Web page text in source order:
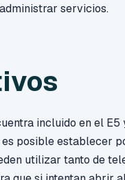
servicios.
incluido en el
posible establecer
utilizar tanto de